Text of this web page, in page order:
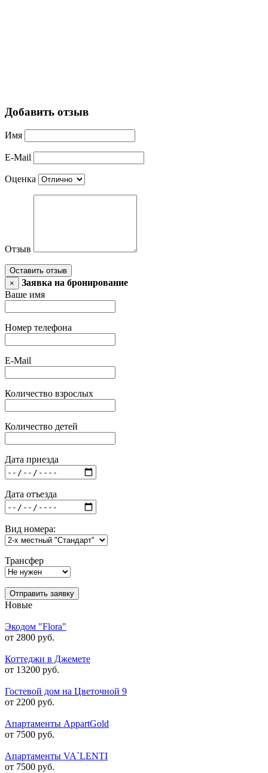
Добавить отзыв
Имя
E-Mail
Оценка
Отзыв
Оставить отзыв
×
Заявка на бронирование
Ваше имя
Номер телефона
E-Mail
Количество взрослых
Количество детей
Дата приезда
Дата отъезда
Вид номера:
Трансфер
Отправить заявку
Новые
Экодом "Flora"
от 2800 руб.
Коттеджи в Джемете
от 13200 руб.
Гостевой дом на Цветочной 9
от 2200 руб.
Апартаменты AppartGold
от 7500 руб.
Апартаменты VA`LENTI
от 7500 руб.